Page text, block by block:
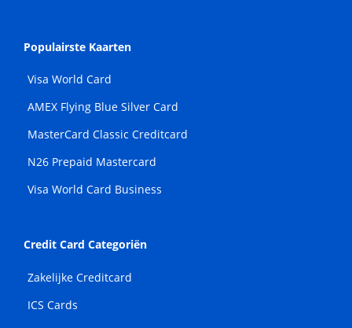
Populairste Kaarten
Visa World Card
AMEX Flying Blue Silver Card
MasterCard Classic Creditcard
N26 Prepaid Mastercard
Visa World Card Business
Credit Card Categoriën
Zakelijke Creditcard
ICS Cards